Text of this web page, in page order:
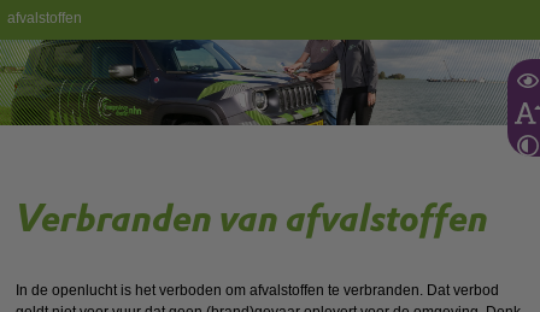
afvalstoffen
Verbranden van afvalstoffen
In de openlucht is het verboden om afvalstoffen te verbranden. Dat verbod